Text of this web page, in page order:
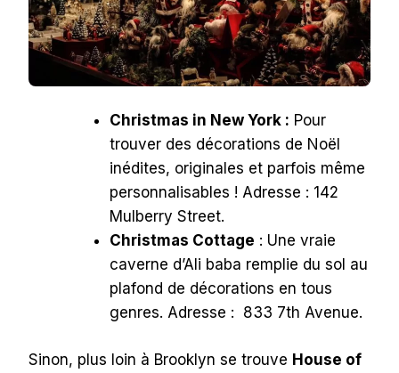
Christmas in New York : Pour
trouver des décorations de Noël
inédites, originales et parfois même
personnalisables ! Adresse : 142
Mulberry Street.
Christmas Cottage : Une vraie
caverne d’Ali baba remplie du sol au
plafond de décorations en tous
genres. Adresse : 833 7th Avenue.
Sinon, plus loin à Brooklyn se trouve House of